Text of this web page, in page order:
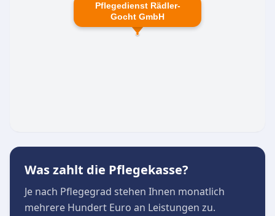
am Kutzschenstein in Riesa ist die Pflegedienst
Rädler-Gocht GmbH regional tief verwurzelt und
Pflegedienst Rädler-
Gocht GmbH
Was zahlt die Pflegekasse?
Je nach Pflegegrad stehen Ihnen monatlich
mehrere Hundert Euro an Leistungen zu.